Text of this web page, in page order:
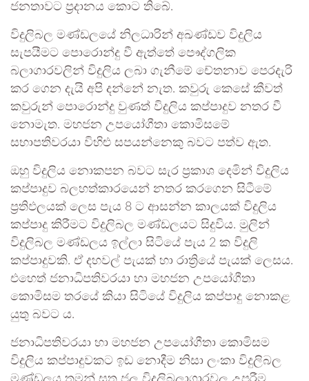
ජනතාවට ප්‍රදානය කොට තිබේ.
විදුලිබල මණ්ඩලයේ නිලධාරින් අඛණ්ඩව විදුලිය
සැපයීමට පොරොන්දු වී ඇත්තේ පෞද්ගලික
බලාගාරවලින් විදුලිය ලබා ගැනීමේ චේතනාව පෙරදැරි
කර ගෙන දැයි අපි දන්නේ නැත. කවුරු කෙසේ කීවත්
කවුරුන් පොරොන්දු වුණත් විදුලිය කප්පාදුව නතර වී
නොමැත. මහජන උපයෝගීතා කොමිසමේ
සභාපතිවරයා විහිළු සපයන්නෙකු බවට පත්ව ඇත.
ඔහු විදුලිය නොකපන බවට සැර ප්‍රකාශ දෙමින් විදුලිය
කප්පාදුව බලහත්කාරයෙන් නතර කරගෙන සිටීමේ
ප්‍රතිඵලයක් ලෙස පැය 8 ට ආසන්න කාලයක් විදුලිය
කප්පාදු කිරීමට විදුලිබල මණ්ඩලයට සිදුවිය. මුලින්
විදුලිබල මණ්ඩලය ඉල්ලා සිටියේ පැය 2 ක විදුලි
කප්පාදුවකි. ඒ දහවල් පැයක් හා රාත්‍රියේ පැයක් ලෙසය.
එහෙත් ජනාධිපතිවරයා හා මහජන උපයෝගීතා
කොමිසම තරයේ කියා සිටියේ විදුලිය කප්පාදු නොකළ
යුතු බවට ය.
ජනාධිපතිවරයා හා මහජන උපයෝගීතා කොමිසම
විදුලිය කප්පාදුවකට ඉඩ නොදීම නිසා ලංකා විදුලිබල